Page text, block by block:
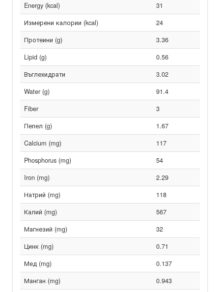
Energy (kcal)
31
Измерени калории (kcal)
24
Протеини (g)
3.36
Lipid (g)
0.56
Въглехидрати
3.02
Water (g)
91.4
Fiber
3
Пепел (g)
1.67
Calcium (mg)
117
Phosphorus (mg)
54
Iron (mg)
2.29
Натрий (mg)
118
Калий (mg)
567
Магнезий (mg)
32
Цинк (mg)
0.71
Мед (mg)
0.137
Манган (mg)
0.943